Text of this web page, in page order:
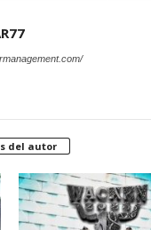
del autor